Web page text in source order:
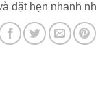
đặt hẹn nhanh